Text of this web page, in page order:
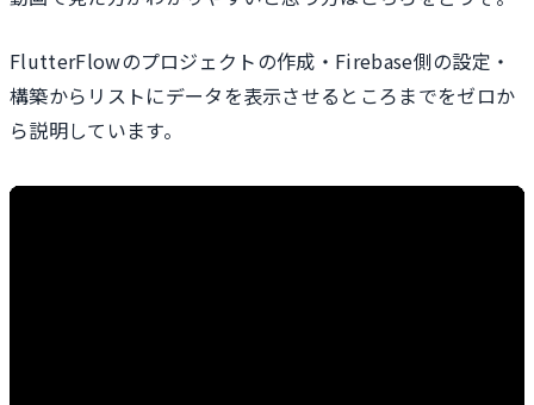
FlutterFlowのプロジェクトの作成・Firebase側の設定・
構築からリストにデータを表示させるところまでをゼロか
ら説明しています。